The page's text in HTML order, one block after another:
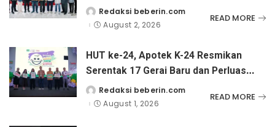
Indonesia Bisa Lahirkan CEO Muda
Seperti Tiongkok
Posted
by
Redaksi beberin.com
August 2, 2026
READ MORE
HUT ke-24, Apotek K-24 Resmikan
Serentak 17 Gerai Baru dan Perluas
Upaya Pencegahan Stunting Melalui
Festival Sehat Ceria si Kecil di NTT
Posted
by
Redaksi beberin.com
August 1, 2026
READ MORE